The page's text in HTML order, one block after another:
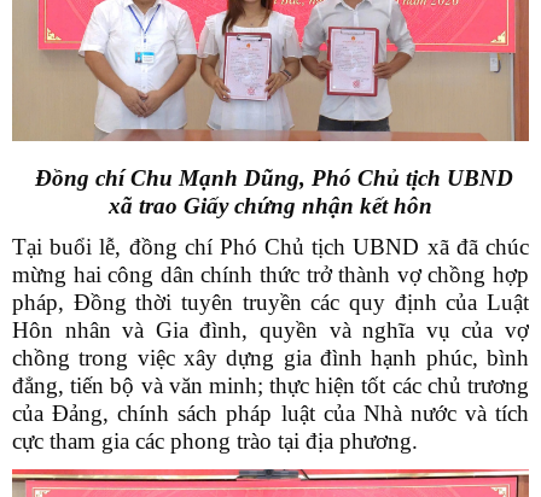
Đồng chí Chu Mạnh Dũng, Phó Chủ tịch UBND
xã trao Giấy chứng nhận kết hôn
Tại buổi lễ, đồng chí Phó Chủ tịch UBND xã đã chúc
mừng hai công dân chính thức trở thành vợ chồng hợp
pháp, Đồng thời tuyên truyền các quy định của Luật
Hôn nhân và Gia đình, quyền và nghĩa vụ của vợ
chồng trong việc xây dựng gia đình hạnh phúc, bình
đẳng, tiến bộ và văn minh; thực hiện tốt các chủ trương
của Đảng, chính sách pháp luật của Nhà nước và tích
cực tham gia các phong trào tại địa phương.